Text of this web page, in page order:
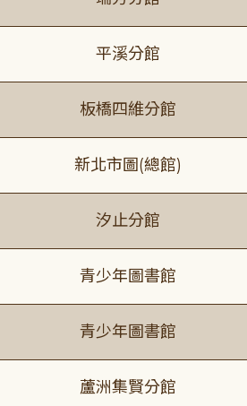
平溪分館
板橋四維分館
新北市圖(總館)
汐止分館
青少年圖書館
青少年圖書館
蘆洲集賢分館